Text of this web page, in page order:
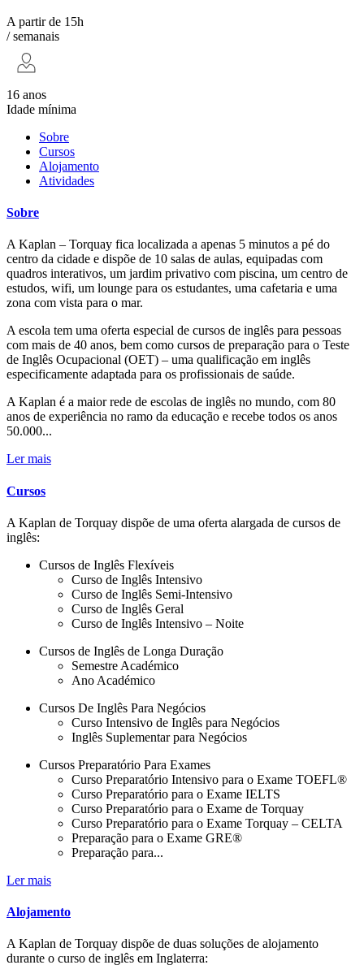
A partir de 15h
/ semanais
16 anos
Idade mínima
Sobre
Cursos
Alojamento
Atividades
Sobre
A Kaplan – Torquay fica localizada a apenas 5 minutos a pé do
centro da cidade e dispõe de 10 salas de aulas, equipadas com
quadros interativos, um jardim privativo com piscina, um centro de
estudos, wifi, um lounge para os estudantes, uma cafetaria e uma
zona com vista para o mar.
A escola tem uma oferta especial de cursos de inglês para pessoas
com mais de 40 anos, bem como cursos de preparação para o Teste
de Inglês Ocupacional (OET) – uma qualificação em inglês
especificamente adaptada para os profissionais de saúde.
A Kaplan é a maior rede de escolas de inglês no mundo, com 80
anos de experiência no ramo da educação e recebe todos os anos
50.000...
Ler mais
Cursos
A Kaplan de Torquay dispõe de uma oferta alargada de cursos de
inglês:
Cursos de Inglês Flexíveis
Curso de Inglês Intensivo
Curso de Inglês Semi-Intensivo
Curso de Inglês Geral
Curso de Inglês Intensivo – Noite
Cursos de Inglês de Longa Duração
Semestre Académico
Ano Académico
Cursos De Inglês Para Negócios
Curso Intensivo de Inglês para Negócios
Inglês Suplementar para Negócios
Cursos Preparatório Para Exames
Curso Preparatório Intensivo para o Exame TOEFL®
Curso Preparatório para o Exame IELTS
Curso Preparatório para o Exame de Torquay
Curso Preparatório para o Exame Torquay – CELTA
Preparação para o Exame GRE®
Preparação para...
Ler mais
Alojamento
A Kaplan de Torquay dispõe de duas soluções de alojamento
durante o curso de inglês em Inglaterra: